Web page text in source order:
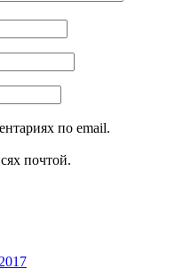
по email.
почтой.